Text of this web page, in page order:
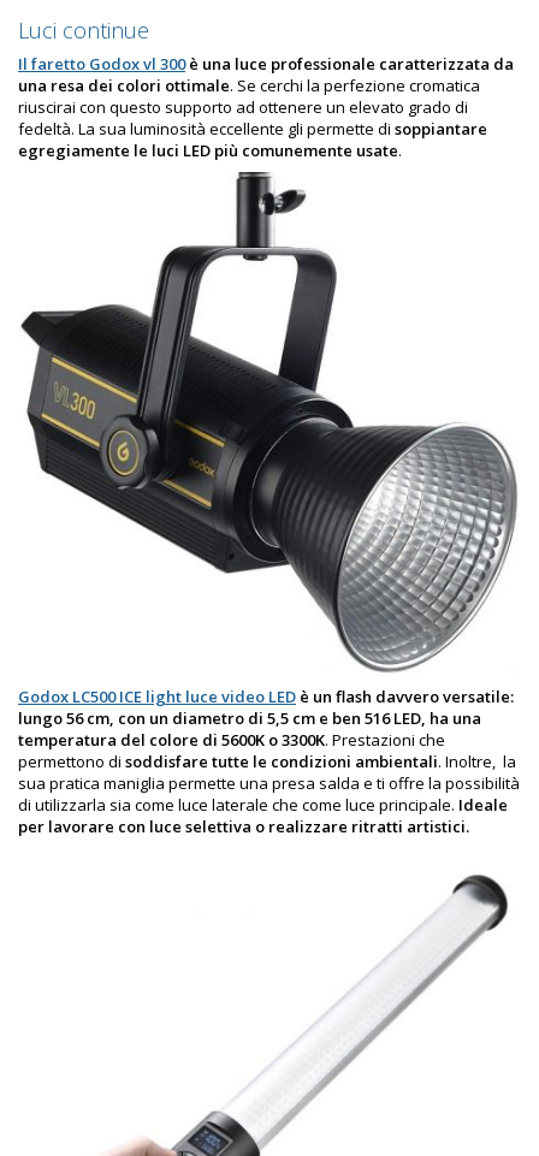
Luci continue
Il faretto Godox vl 300è una luce professionale caratterizzata da
una resa dei colori ottimale. Se cerchi la perfezione cromatica
riuscirai con questo supporto ad ottenere un elevato grado di
fedeltà. La sua luminosità eccellente gli permette di soppiantare
egregiamente le luci LED più comunemente usate.
Godox LC500 ICE light luce video LED è un flash davvero versatile:
lungo 56 cm, con un diametro di 5,5 cm e ben 516 LED, ha una
temperatura del colore di 5600K o 3300K. Prestazioni che
permettono di soddisfare tutte le condizioni ambientali. Inoltre, la
sua pratica maniglia permette una presa salda e ti offre la possibilità
di utilizzarla sia come luce laterale che come luce principale. Ideale
per lavorare con luce selettiva o realizzare ritratti artistici.